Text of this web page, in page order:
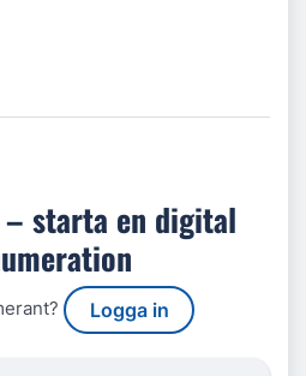
starta en digital
Logga in